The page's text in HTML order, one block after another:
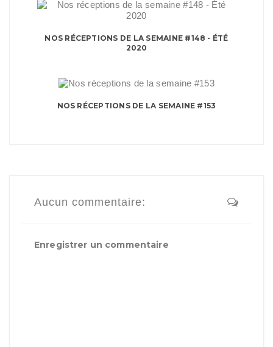
NOS RÉCEPTIONS DE LA SEMAINE #148 - ÉTÉ
2020
NOS RÉCEPTIONS DE LA SEMAINE #153
Aucun commentaire:
Enregistrer un commentaire